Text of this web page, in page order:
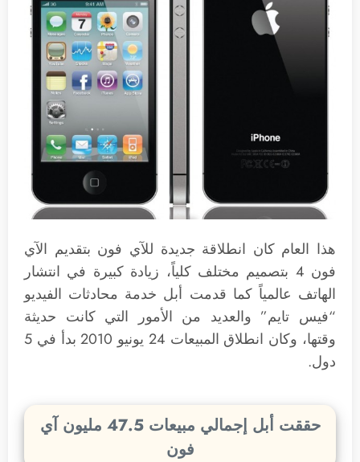
هذا العام كان انطلاقة جديدة للآي فون بتقديم الآي
فون 4 بتصميم مختلف كلياً، زيادة كبيرة في انتشار
الهاتف عالمياً كما قدمت أبل خدمة محادثات الفيديو
“فيس تايم” والعديد من الأمور التي كانت حديثة
وقتها، وكان انطلاق المبيعات 24 يونيو 2010 بدأ في 5
دول.
حققت أبل إجمالي مبيعات 47.5 مليون آي
فون